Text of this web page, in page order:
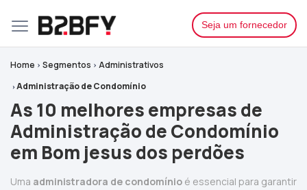
Seja um fornecedor
Home Segmentos
Administrativos
Administração de Condomínio
As 10 melhores empresas de
Administração de Condomínio
em Bom jesus dos perdões
Uma administradora de condomínio é essencial para garantir